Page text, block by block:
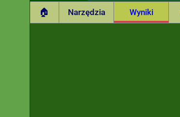
🏠 Narzędzia Wyniki